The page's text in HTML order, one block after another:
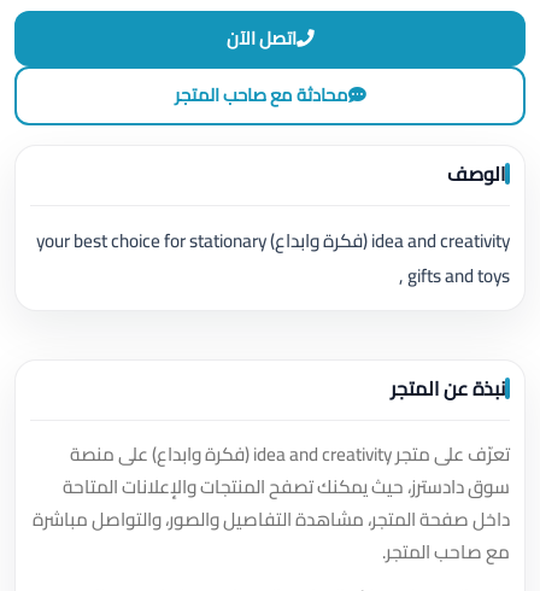
اتصل الآن
محادثة مع صاحب المتجر
الوصف
idea and creativity (فكرة وابداع) your best choice for stationary
, gifts and toys
نبذة عن المتجر
تعرّف على متجر idea and creativity (فكرة وابداع) على منصة
سوق دادسترز، حيث يمكنك تصفح المنتجات والإعلانات المتاحة
داخل صفحة المتجر، مشاهدة التفاصيل والصور، والتواصل مباشرة
مع صاحب المتجر.